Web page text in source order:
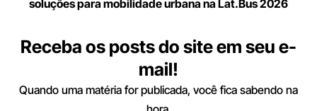
soluções para mobilidade urbana na Lat.Bus 2026
Receba os posts do site em seu e-
mail!
Quando uma matéria for publicada, você fica sabendo na